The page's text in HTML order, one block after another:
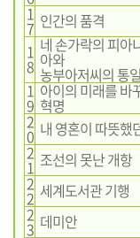
1
7 인간의 품격
1
8
네 손가락의 피아
아와
농부아저씨의 통
1
9
아이의 미래를 바
혁명
2
0 내 영혼이 따뜻했
2
1 조선의 못난 개항
2
2 세계도서관 기행
2
3 데미안